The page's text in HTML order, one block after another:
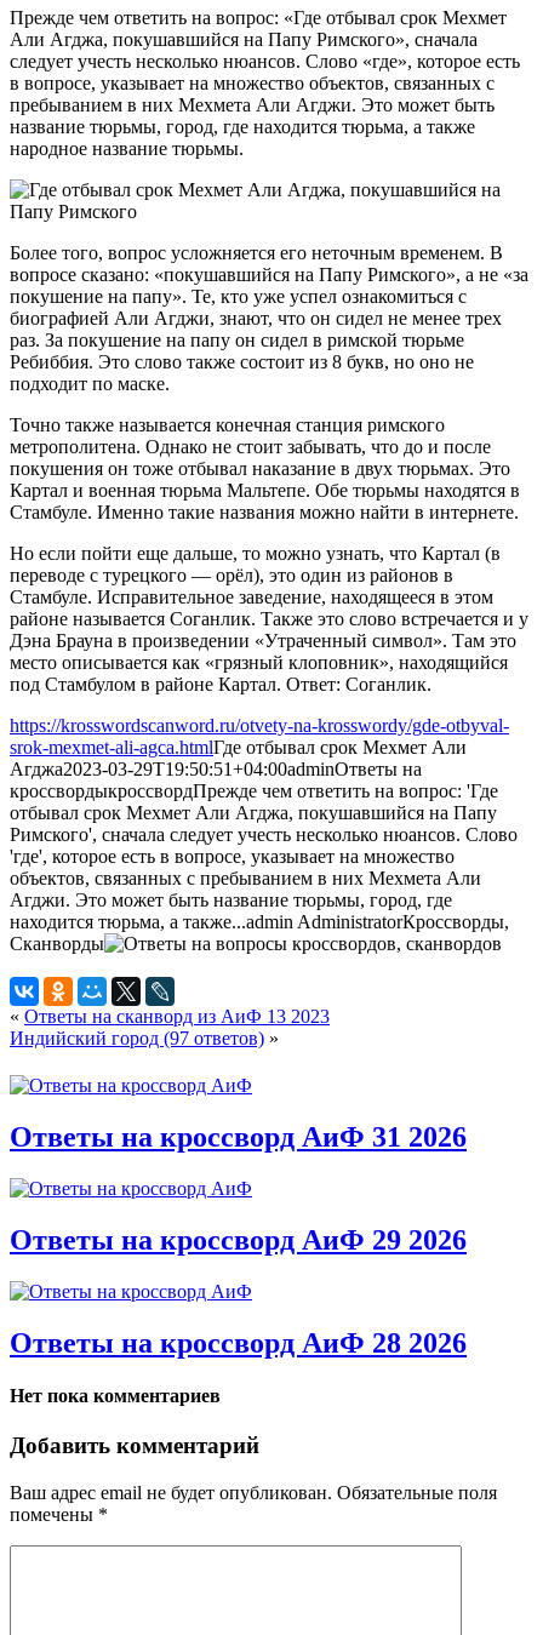
Прежде чем ответить на вопрос: «Где отбывал срок Мехмет
Али Агджа, покушавшийся на Папу Римского», сначала
следует учесть несколько нюансов. Слово «где», которое есть
в вопросе, указывает на множество объектов, связанных с
пребыванием в них Мехмета Али Агджи. Это может быть
название тюрьмы, город, где находится тюрьма, а также
народное название тюрьмы.
Более того, вопрос усложняется его неточным временем. В
вопросе сказано: «покушавшийся на Папу Римского», а не «за
покушение на папу». Те, кто уже успел ознакомиться с
биографией Али Агджи, знают, что он сидел не менее трех
раз. За покушение на папу он сидел в римской тюрьме
Ребиббия. Это слово также состоит из 8 букв, но оно не
подходит по маске.
Точно также называется конечная станция римского
метрополитена. Однако не стоит забывать, что до и после
покушения он тоже отбывал наказание в двух тюрьмах. Это
Картал и военная тюрьма Мальтепе. Обе тюрьмы находятся в
Стамбуле. Именно такие названия можно найти в интернете.
Но если пойти еще дальше, то можно узнать, что Картал (в
переводе с турецкого — орёл), это один из районов в
Стамбуле. Исправительное заведение, находящееся в этом
районе называется Соганлик. Также это слово встречается и у
Дэна Брауна в произведении «Утраченный символ». Там это
место описывается как «грязный клоповник», находящийся
под Стамбулом в районе Картал. Ответ: Соганлик.
https://krosswordscanword.ru/otvety-na-krosswordy/gde-otbyval-
srok-mexmet-ali-agca.htmlГде отбывал срок Мехмет Али
Агджа2023-03-29T19:50:51+04:00adminОтветы на
кроссвордыкроссвордПрежде чем ответить на вопрос: 'Где
отбывал срок Мехмет Али Агджа, покушавшийся на Папу
Римского', сначала следует учесть несколько нюансов. Слово
'где', которое есть в вопросе, указывает на множество
объектов, связанных с пребыванием в них Мехмета Али
Агджи. Это может быть название тюрьмы, город, где
находится тюрьма, а также...admin AdministratorКроссворды,
Сканворды
« Ответы на сканворд из АиФ 13 2023
Индийский город (97 ответов) »
Ответы на кроссворд АиФ 31 2026
Ответы на кроссворд АиФ 29 2026
Ответы на кроссворд АиФ 28 2026
Нет пока комментариев
Добавить комментарий
Ваш адрес email не будет опубликован. Обязательные поля
помечены *